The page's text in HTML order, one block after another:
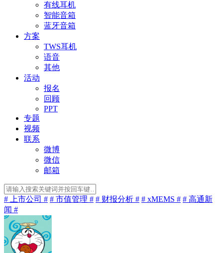
有线耳机
智能音箱
蓝牙音箱
方案
TWS耳机
语音
其他
活动
报名
回顾
PPT
专题
视频
联系
微博
微信
邮箱
# 上市公司 # # 市值管理 # # 财报分析 # # xMEMS # # 高通新
闻 #